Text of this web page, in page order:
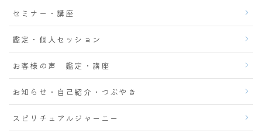
セミナー・講座
鑑定・個人セッション
お客様の声 鑑定・講座
お知らせ・自己紹介・つぶやき
スピリチュアルジャーニー